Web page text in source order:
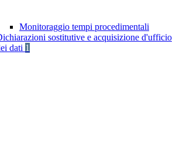
Monitoraggio tempi procedimentali
sostitutive e acquisizione d'ufficio
dati 1